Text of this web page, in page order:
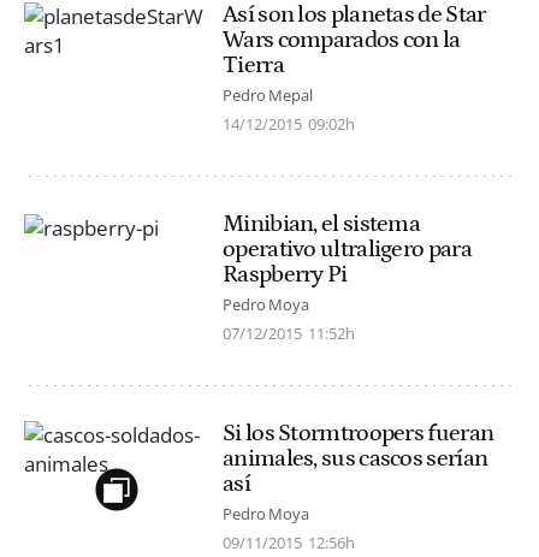
Así son los planetas de Star
Wars comparados con la
Tierra
Pedro Mepal
14/12/2015 09:02h
Minibian, el sistema
operativo ultraligero para
Raspberry Pi
Pedro Moya
07/12/2015 11:52h
Si los Stormtroopers fueran
animales, sus cascos serían
así
Pedro Moya
09/11/2015 12:56h